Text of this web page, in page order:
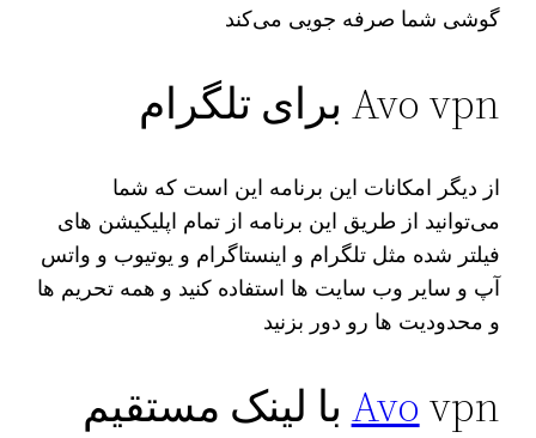
گوشی شما صرفه جویی می‌کند
Avo vpn برای تلگرام
از دیگر امکانات این برنامه این است که شما
می‌توانید از طریق این برنامه از تمام اپلیکیشن های
فیلتر شده مثل تلگرام و اینستاگرام و یوتیوب و واتس
آپ و سایر وب سایت ها استفاده کنید و همه تحریم ها
و محدودیت ها رو دور بزنید
Avo vpn با لینک مستقیم